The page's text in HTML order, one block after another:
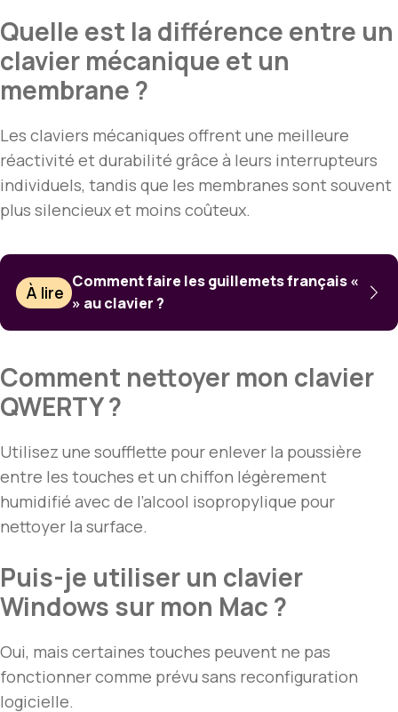
Quelle est la différence entre un
clavier mécanique et un
membrane ?
Les claviers mécaniques offrent une meilleure
réactivité et durabilité grâce à leurs interrupteurs
individuels, tandis que les membranes sont souvent
plus silencieux et moins coûteux.
À lire
Comment faire les guillemets français «
» au clavier ?
Comment nettoyer mon clavier
QWERTY ?
Utilisez une soufflette pour enlever la poussière
entre les touches et un chiffon légèrement
humidifié avec de l’alcool isopropylique pour
nettoyer la surface.
Puis-je utiliser un clavier
Windows sur mon Mac ?
Oui, mais certaines touches peuvent ne pas
fonctionner comme prévu sans reconfiguration
logicielle.